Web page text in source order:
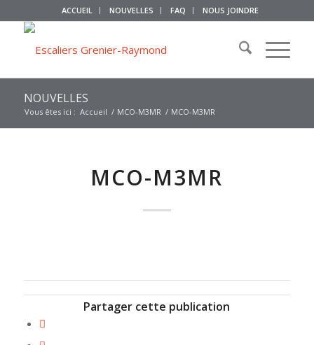
ACCUEIL NOUVELLES FAQ NOUS JOINDRE
NOUVELLES
Vous êtes ici : Accueil / MCO-M3MR / MCO-M3MR
MCO-M3MR
Partager cette publication